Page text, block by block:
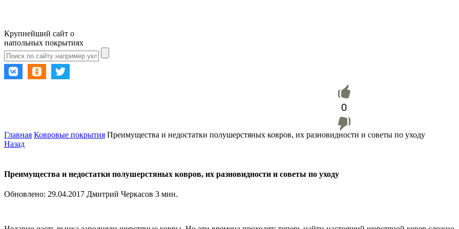
Крупнейший сайт о
напольных покрытиях
0
Главная Ковровые покрытия Преимущества и недостатки полушерстяных ковров, их разновидности и советы по уходу
Назад
Преимущества и недостатки полушерстяных ковров, их разновидности и советы по уходу
Обновлено: 29.04.2017 Дмитрий Черкасов 3 мин.